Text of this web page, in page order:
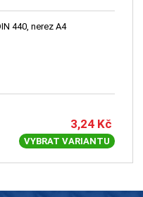
440, nerez A4
3,24 Kč
VYBRAT VARIANTU